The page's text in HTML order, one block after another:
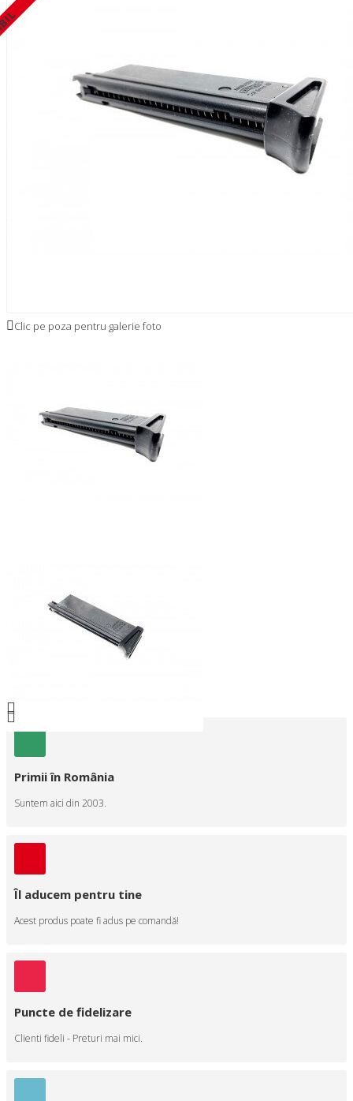
Clic pe poza pentru galerie foto
Primii în România
Suntem aici din 2003.
Îl aducem pentru tine
Acest produs poate fi adus pe comandă!
Puncte de fidelizare
Clienti fideli - Preturi mai mici.